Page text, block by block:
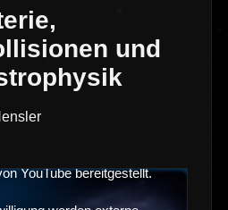
und
YouTube bereitgestellt.